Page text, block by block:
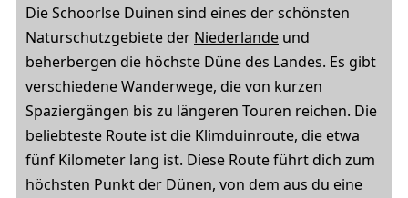
Die Schoorlse Duinen sind eines der schönsten
Naturschutzgebiete der Niederlande und
beherbergen die höchste Düne des Landes. Es gibt
verschiedene Wanderwege, die von kurzen
Spaziergängen bis zu längeren Touren reichen. Die
beliebteste Route ist die Klimduinroute, die etwa
fünf Kilometer lang ist. Diese Route führt dich zum
höchsten Punkt der Dünen, von dem aus du eine